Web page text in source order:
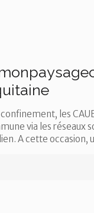
les
via les réseaux
A cette